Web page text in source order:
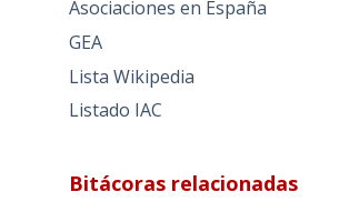
Asociaciones en España
GEA
Lista Wikipedia
Listado IAC
Bitácoras relacionadas